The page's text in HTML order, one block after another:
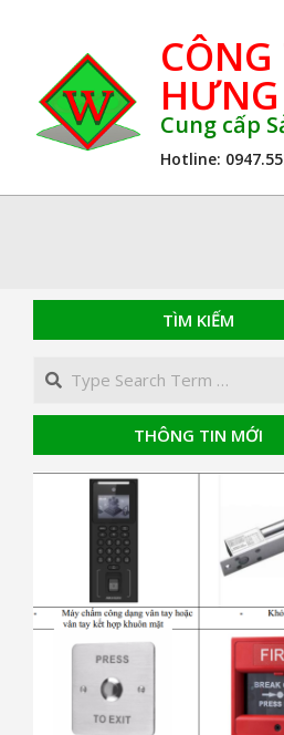
HƯNG
Cung cấp
Hotline:
TÌM KIẾM
Search
THÔNG TIN MỚI